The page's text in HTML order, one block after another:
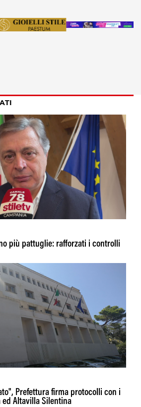
più pattuglie: rafforzati i controlli
Prefettura firma protocolli con i
Altavilla Silentina